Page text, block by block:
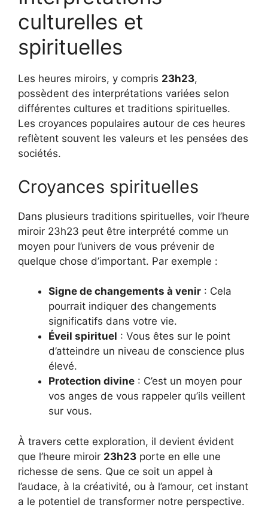
culturelles et
spirituelles
Les heures miroirs, y compris 23h23,
possèdent des interprétations variées selon
différentes cultures et traditions spirituelles.
Les croyances populaires autour de ces heures
reflètent souvent les valeurs et les pensées des
sociétés.
Croyances spirituelles
Dans plusieurs traditions spirituelles, voir l’heure
miroir 23h23 peut être interprété comme un
moyen pour l’univers de vous prévenir de
quelque chose d’important. Par exemple :
Signe de changements à venir : Cela
pourrait indiquer des changements
significatifs dans votre vie.
Éveil spirituel : Vous êtes sur le point
d’atteindre un niveau de conscience plus
élevé.
Protection divine : C’est un moyen pour
vos anges de vous rappeler qu’ils veillent
sur vous.
À travers cette exploration, il devient évident
que l’heure miroir 23h23 porte en elle une
richesse de sens. Que ce soit un appel à
l’audace, à la créativité, ou à l’amour, cet instant
a le potentiel de transformer notre perspective.